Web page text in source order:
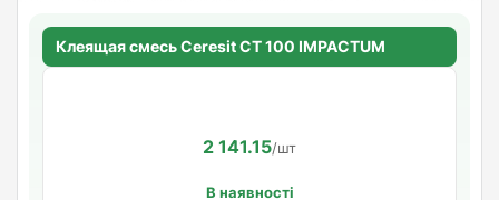
Клеящая смесь Ceresit CT 100 IMPACTUM
2 141.15/шт
В наявності